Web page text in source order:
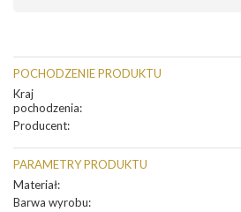
POCHODZENIE PRODUKTU
Kraj
pochodzenia:
Producent:
PARAMETRY PRODUKTU
Materiał:
Barwa wyrobu: